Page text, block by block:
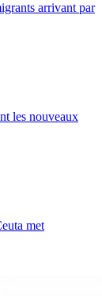
arrivant par
les nouveaux
met